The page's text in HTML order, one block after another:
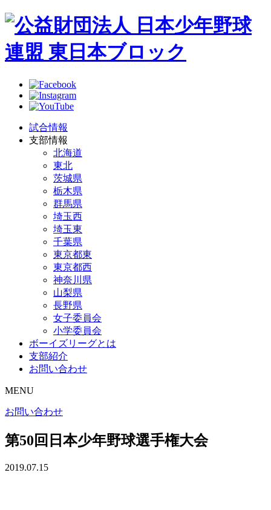
試合情報
支部情報
北海道
東北
茨城県
栃木県
群馬県
埼玉西
埼玉東
千葉県
東京都東
東京都西
神奈川県
山梨県
長野県
女子委員会
小学委員会
ボーイズリーグとは
支部紹介
お問い合わせ
MENU
お問い合わせ
第50回日本少年野球選手権大会
2019.07.15